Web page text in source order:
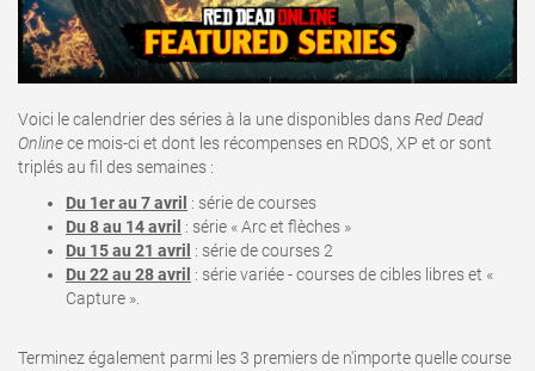
Voici le calendrier des séries à la une disponibles dansRed Dead
Onlinece mois-ci et dont les récompenses en RDO$, XP et or sont
triplés au fil des semaines :
Du 1er au 7 avril : série de courses
Du 8 au 14 avril : série « Arc et flèches »
Du 15 au 21 avril : série de courses 2
Du 22 au 28 avril : série variée - courses de cibles libres et «
Capture ».
Terminez également parmi les 3 premiers de n'importe quelle course